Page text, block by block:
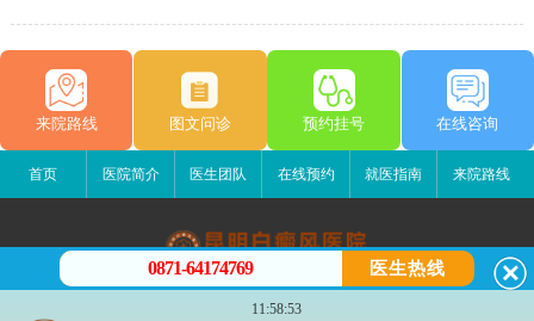
来院路线 图文问诊 预约挂号 在线咨询
首页 医院简介 医生团队 在线预约 就医指南 来院路线
昆明白癜风医院
昆明市五华区护国路2号
0871-64174769 医生热线
11:58:53